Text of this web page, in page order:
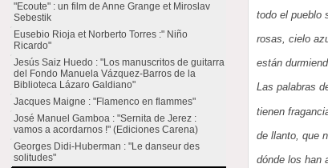
todo el pueblo
rosas, cielo
están
Las palabras
tienen
de llanto, que
dónde los han
"Ecoute" : un film de Anne Grange et Miroslav
Sebestik
Eusebio Rioja et Norberto Torres :" Niño
Ricardo"
Jesús Saiz Huedo : "Los manuscritos de guitarra
del Fondo Manuela Vázquez-Barros de la
Biblioteca Lázaro Galdiano"
Jacques Maigne : "Flamenco en flammes"
José Manuel Gamboa : "Sernita de Jerez :
vamos a acordarnos !" (Ediciones Carena)
Georges Didi-Huberman : "Le danseur des
solitudes"